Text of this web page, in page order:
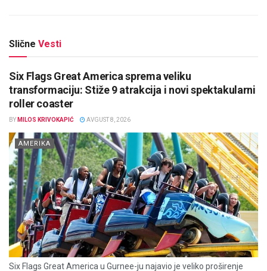
Slične Vesti
Six Flags Great America sprema veliku
transformaciju: Stiže 9 atrakcija i novi spektakularni
roller coaster
BY MILOS KRIVOKAPIĆ AVGUST 8, 2026
AMERIKA
Six Flags Great America u Gurnee-ju najavio je veliko proširenje